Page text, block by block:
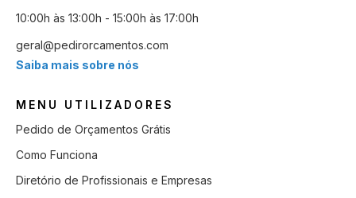
10:00h às 13:00h - 15:00h às 17:00h
geral@pedirorcamentos.com
Saiba mais sobre nós
MENU UTILIZADORES
Pedido de Orçamentos Grátis
Como Funciona
Diretório de Profissionais e Empresas